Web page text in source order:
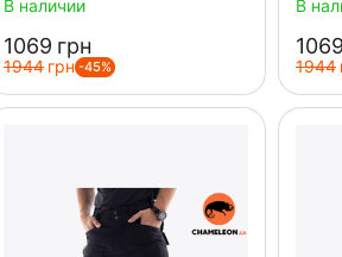
В наличии
‍1069‍ грн
‍1944‍ грн -45%
В
‍1944‍